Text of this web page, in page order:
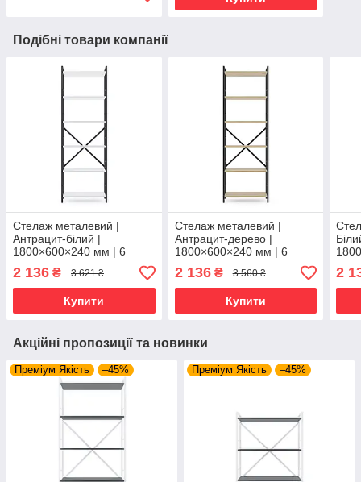
Подібні товари компанії
Стелаж металевий |
Антрацит-білий |
1800×600×240 мм | 6
полиць ЛДСП | Лофт | 35
кг/полицю | для дому,
офісу та вітальні
2 136 ₴ 3 621 ₴
Купити
Стелаж металевий |
Антрацит-дерево |
1800×600×240 мм | 6
полиць ЛДСП | Лофт | 35
кг/полицю | для дому,
офісу
2 136₴ 3 560 ₴
Купити
кг/
2
Акційні пропозиції та новинки
Преміум Якість –45% Преміум Якість –45%